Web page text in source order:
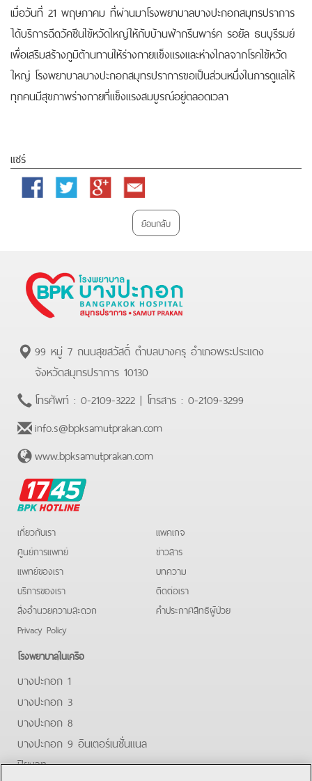
เมื่อวันที่ 21 พฤษภาคม ที่ผ่านมาโรงพยาบาลบางปะกอกสมุทรปราการ
ได้บริการฉีดวัคซีนไข้หวัดใหญ่ให้กับบ้านฟ้ากรีนพาร์ค รอยัล ธนบุรีรมย์
เพื่อเสริมสร้างภูมิต้านทานให้ร่างกายแข็งแรงและห่างไกลจากโรคไข้หวัด
ใหญ่ โรงพยาบาลบางปะกอกสมุทรปราการขอเป็นส่วนหนึ่งในการดูแลให้
ทุกคนมีสุขภาพร่างกายที่แข็งแรงสมบูรณ์อยู่ตลอดเวลา
แชร์
Facebook Twitter
Google
Email
ย้อนกลับ
99 หมู่ 7 ถนนสุขสวัสดิ์ ตำบลบางครุ อำเภอพระประแดง
จังหวัดสมุทรปราการ 10130
โทรศัพท์ : 0-2109-3222 | โทรสาร : 0-2109-3299
info.s@bpksamutprakan.com
www.bpksamutprakan.com
BPK
Hotline
เกี่ยวกับเรา
ศูนย์การแพทย์
แพทย์ของเรา
บริการของเรา
สิ่งอำนวยความสะดวก
Privacy Policy
แพคเกจ
ข่าวสาร
บทความ
ติดต่อเรา
คําประกาศสิทธิผู้ป่วย
โรงพยาบาลในเครือ
บางปะกอก 1
บางปะกอก 3
บางปะกอก 8
บางปะกอก 9 อินเตอร์เนชั่นแนล
ปิยะเวท